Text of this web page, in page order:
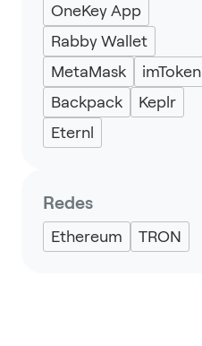
OneKey App
Rabby Wallet
MetaMask
imToken
Backpack
Keplr
Eternl
Redes
Ethereum TRON